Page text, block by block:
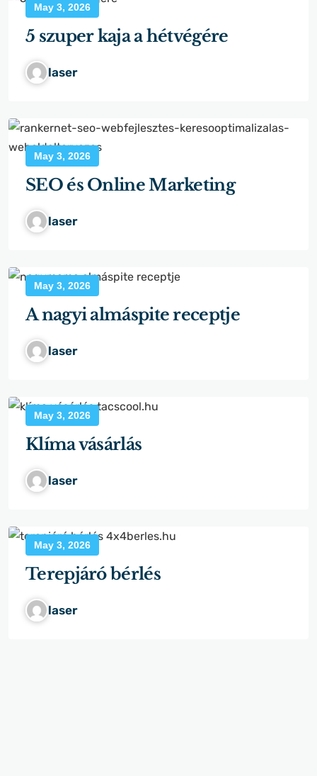
May 3, 2026
5 szuper kaja a hétvégére
laser
May 3, 2026
SEO és Online Marketing
laser
May 3, 2026
A nagyi almáspite receptje
laser
May 3, 2026
Klíma vásárlás
laser
May 3, 2026
Terepjáró bérlés
laser